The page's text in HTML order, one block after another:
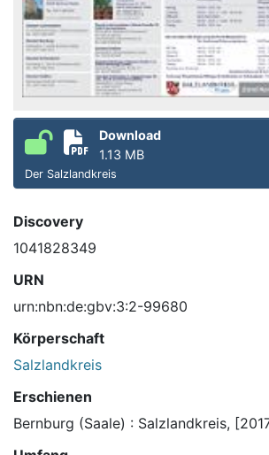
Download
1.13 MB
Der Salzlandkreis
Discovery
1041828349
URN
urn:nbn:de:gbv:3:2-99680
Körperschaft
Salzlandkreis
Erschienen
Bernburg (Saale) : Salzlandkreis,